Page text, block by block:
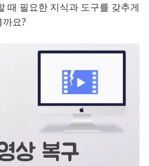
때 필요한 지식과 도구를 갖추게
요?